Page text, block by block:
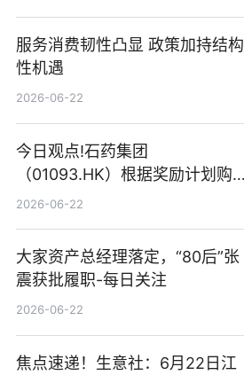
服务消费韧性凸显 政策加持结构
性机遇
2026-06-22
今日观点!石药集团
（01093.HK）根据奖励计划购
回580万股
2026-06-22
大家资产总经理落定，“80后”张
震获批履职-每日关注
2026-06-22
焦点速递！生意社：6月22日江